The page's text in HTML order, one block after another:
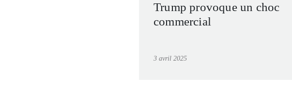
Trump provoque un choc
commercial
3 avril 2025